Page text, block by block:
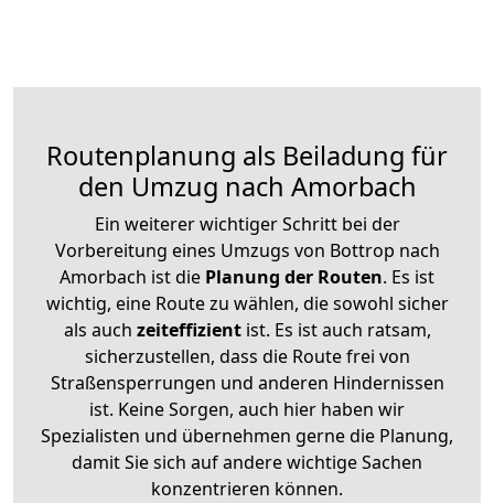
Routenplanung als Beiladung für
den Umzug nach Amorbach
Ein weiterer wichtiger Schritt bei der
Vorbereitung eines Umzugs von Bottrop nach
Amorbach ist die Planung der Routen. Es ist
wichtig, eine Route zu wählen, die sowohl sicher
als auch zeiteffizientist. Es ist auch ratsam,
sicherzustellen, dass die Route frei von
Straßensperrungen und anderen Hindernissen
ist. Keine Sorgen, auch hier haben wir
Spezialisten und übernehmen gerne die Planung,
damit Sie sich auf andere wichtige Sachen
konzentrieren können.